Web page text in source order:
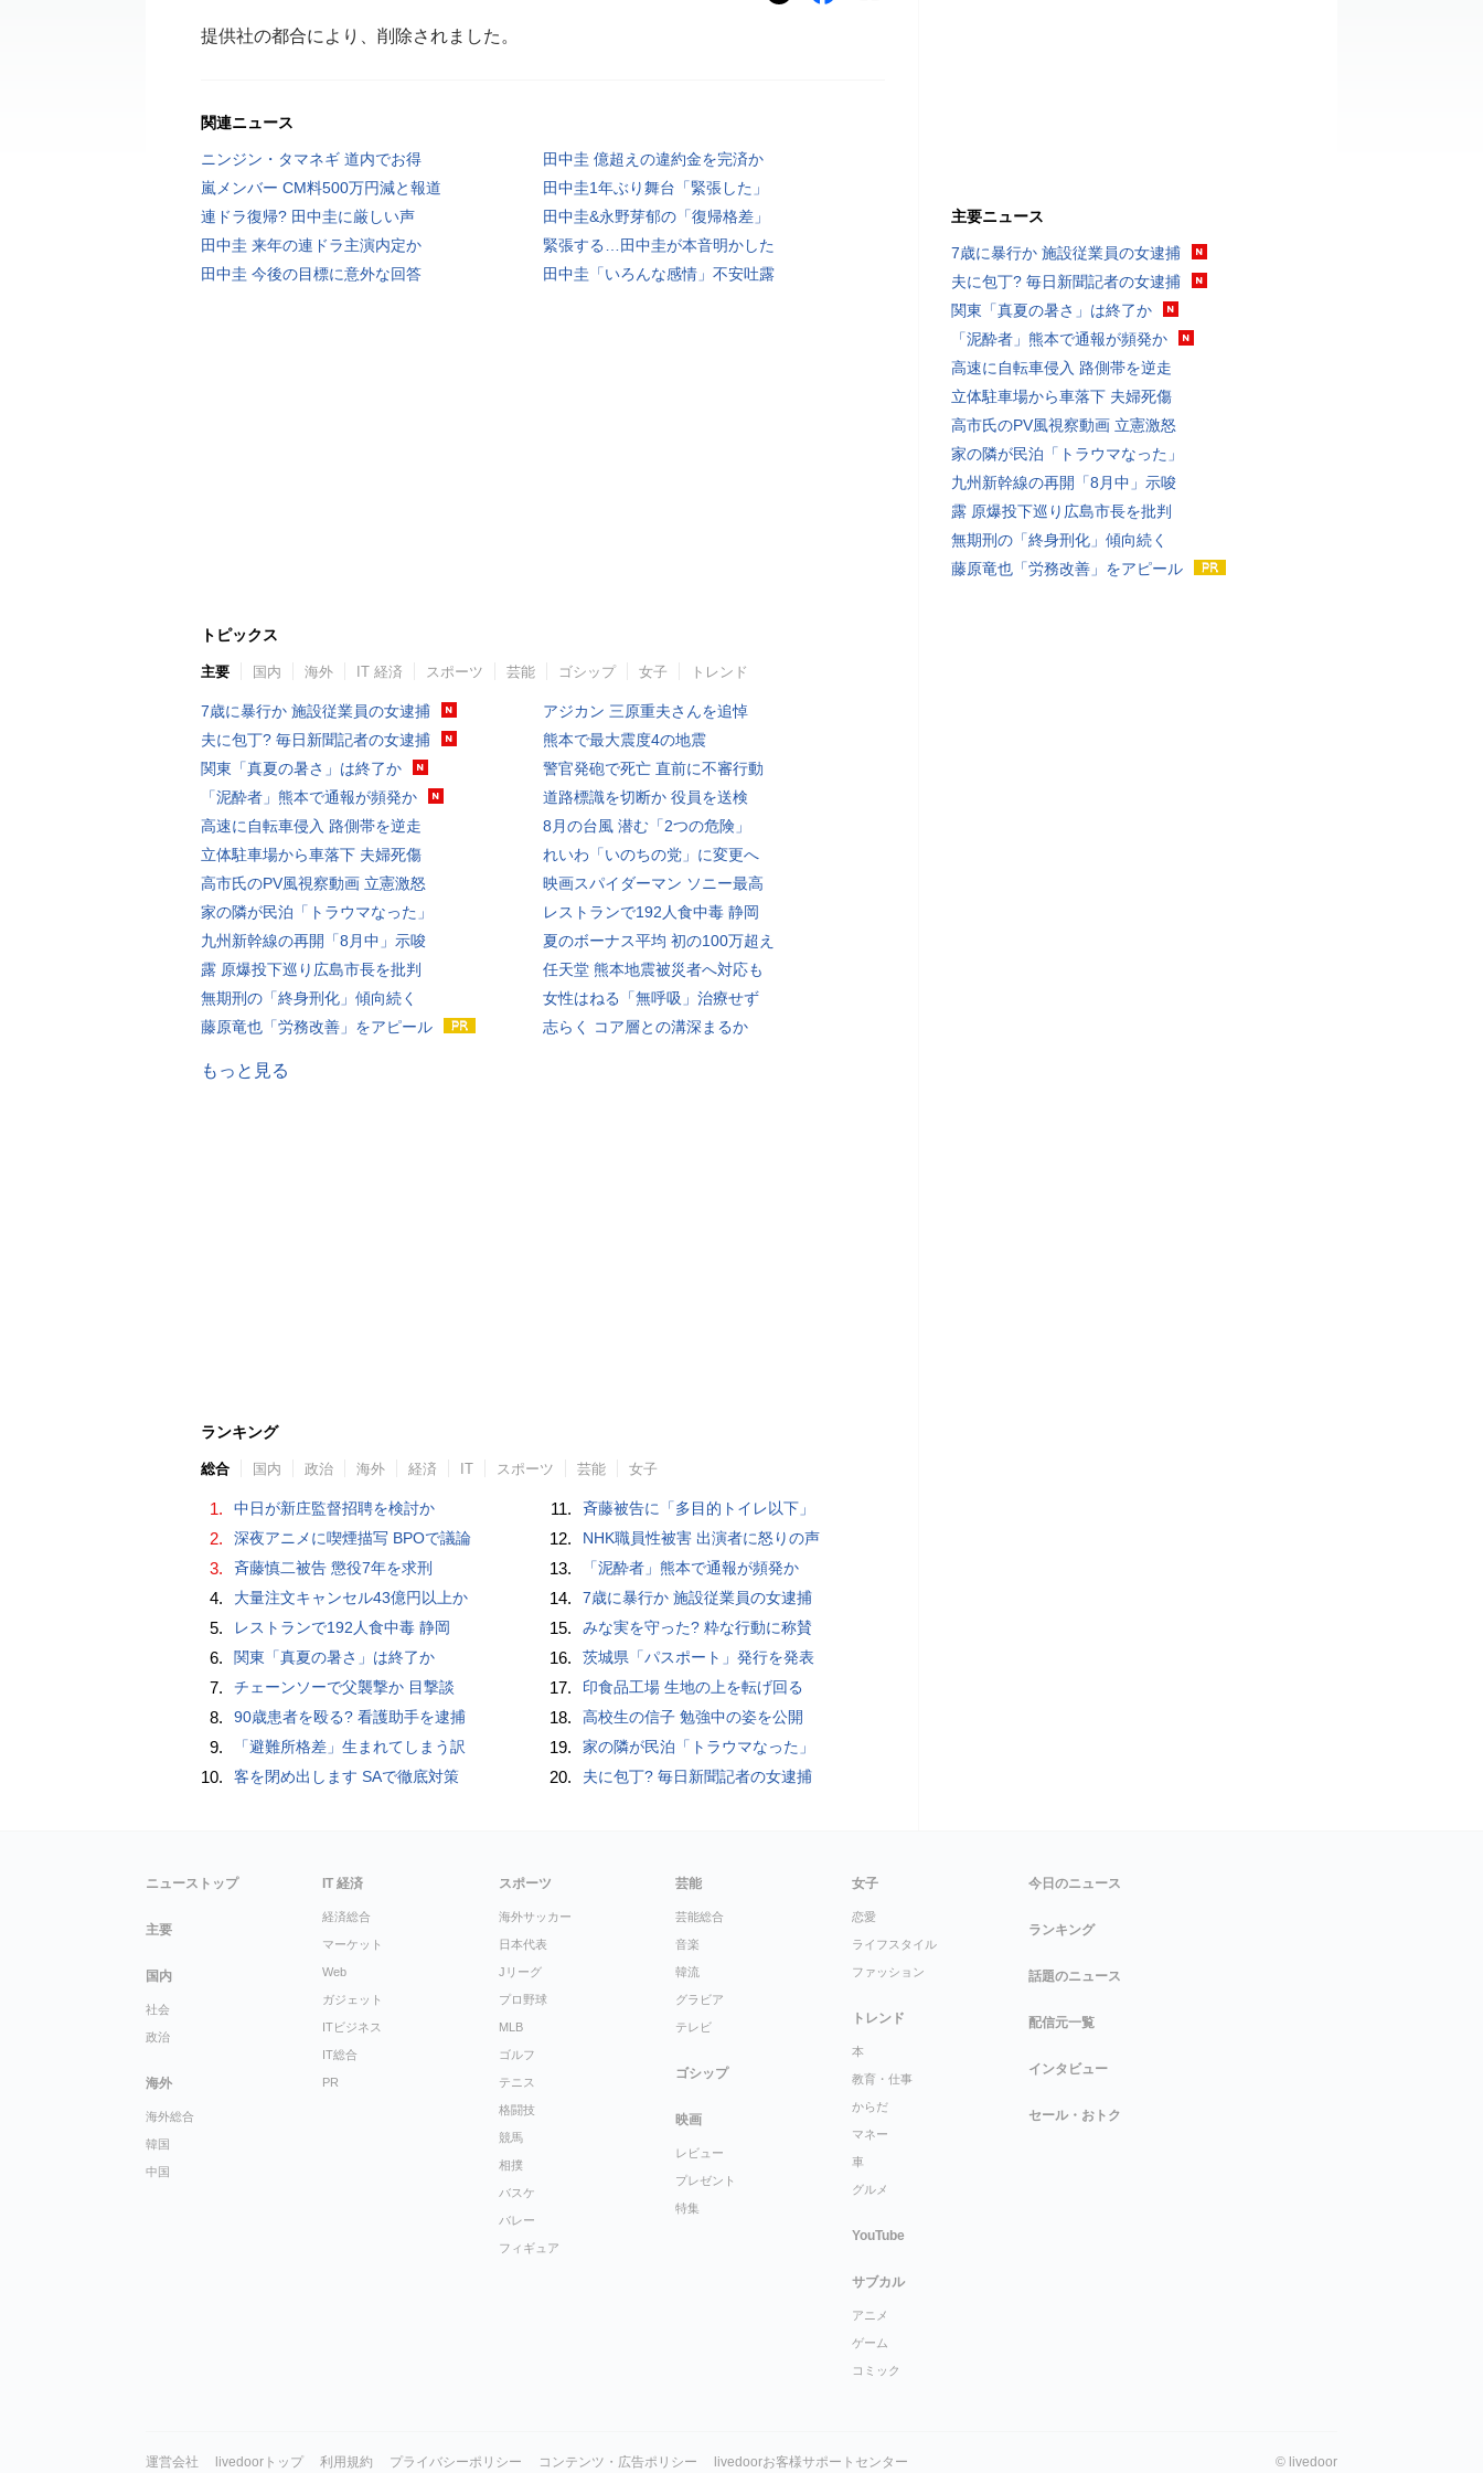
提供社の都合により、削除されました。
関連ニュース
ニンジン・タマネギ 道内でお得
田中圭 億超えの違約金を完済か
嵐メンバー CM料500万円減と報道
田中圭1年ぶり舞台「緊張した」
連ドラ復帰? 田中圭に厳しい声
田中圭&永野芽郁の「復帰格差」
田中圭 来年の連ドラ主演内定か
緊張する…田中圭が本音明かした
田中圭 今後の目標に意外な回答
田中圭「いろんな感情」不安吐露
トピックス
主要 国内 海外 IT 経済 スポーツ 芸能 ゴシップ 女子 トレンド
7歳に暴行か 施設従業員の女逮捕
夫に包丁? 毎日新聞記者の女逮捕
関東「真夏の暑さ」は終了か
「泥酔者」熊本で通報が頻発か
高速に自転車侵入 路側帯を逆走
立体駐車場から車落下 夫婦死傷
高市氏のPV風視察動画 立憲激怒
家の隣が民泊「トラウマなった」
九州新幹線の再開「8月中」示唆
露 原爆投下巡り広島市長を批判
無期刑の「終身刑化」傾向続く
藤原竜也「労務改善」をアピール
アジカン 三原重夫さんを追悼
熊本で最大震度4の地震
警官発砲で死亡 直前に不審行動
道路標識を切断か 役員を送検
8月の台風 潜む「2つの危険」
れいわ「いのちの党」に変更へ
映画スパイダーマン ソニー最高
レストランで192人食中毒 静岡
夏のボーナス平均 初の100万超え
任天堂 熊本地震被災者へ対応も
女性はねる「無呼吸」治療せず
志らく コア層との溝深まるか
もっと見る
ランキング
総合 国内 政治 海外 経済 IT スポーツ 芸能 女子
1. 中日が新庄監督招聘を検討か
2. 深夜アニメに喫煙描写 BPOで議論
3. 斉藤慎二被告 懲役7年を求刑
4. 大量注文キャンセル43億円以上か
5. レストランで192人食中毒 静岡
6. 関東「真夏の暑さ」は終了か
7. チェーンソーで父襲撃か 目撃談
8. 90歳患者を殴る? 看護助手を逮捕
9. 「避難所格差」生まれてしまう訳
10. 客を閉め出します SAで徹底対策
11. 斉藤被告に「多目的トイレ以下」
12. NHK職員性被害 出演者に怒りの声
13. 「泥酔者」熊本で通報が頻発か
14. 7歳に暴行か 施設従業員の女逮捕
15. みな実を守った? 粋な行動に称賛
16. 茨城県「パスポート」発行を発表
17. 印食品工場 生地の上を転げ回る
18. 高校生の信子 勉強中の姿を公開
19. 家の隣が民泊「トラウマなった」
20. 夫に包丁? 毎日新聞記者の女逮捕
主要ニュース
7歳に暴行か 施設従業員の女逮捕
夫に包丁? 毎日新聞記者の女逮捕
関東「真夏の暑さ」は終了か
「泥酔者」熊本で通報が頻発か
高速に自転車侵入 路側帯を逆走
立体駐車場から車落下 夫婦死傷
高市氏のPV風視察動画 立憲激怒
家の隣が民泊「トラウマなった」
九州新幹線の再開「8月中」示唆
露 原爆投下巡り広島市長を批判
無期刑の「終身刑化」傾向続く
藤原竜也「労務改善」をアピール
ニューストップ
主要
国内
社会
政治
海外
海外総合
韓国
中国
IT 経済
経済総合
マーケット
Web
ガジェット
ITビジネス
IT総合
PR
スポーツ
海外サッカー
日本代表
Jリーグ
プロ野球
MLB
ゴルフ
テニス
格闘技
競馬
相撲
バスケ
バレー
フィギュア
芸能
芸能総合
音楽
韓流
グラビア
テレビ
ゴシップ
映画
レビュー
プレゼント
特集
女子
恋愛
ライフスタイル
ファッション
トレンド
本
教育・仕事
からだ
マネー
車
グルメ
YouTube
サブカル
アニメ
ゲーム
コミック
今日のニュース
ランキング
話題のニュース
配信元一覧
インタビュー
セール・おトク
運営会社 livedoorトップ 利用規約 プライバシーポリシー コンテンツ・広告ポリシー livedoorお客様サポートセンター © livedoor